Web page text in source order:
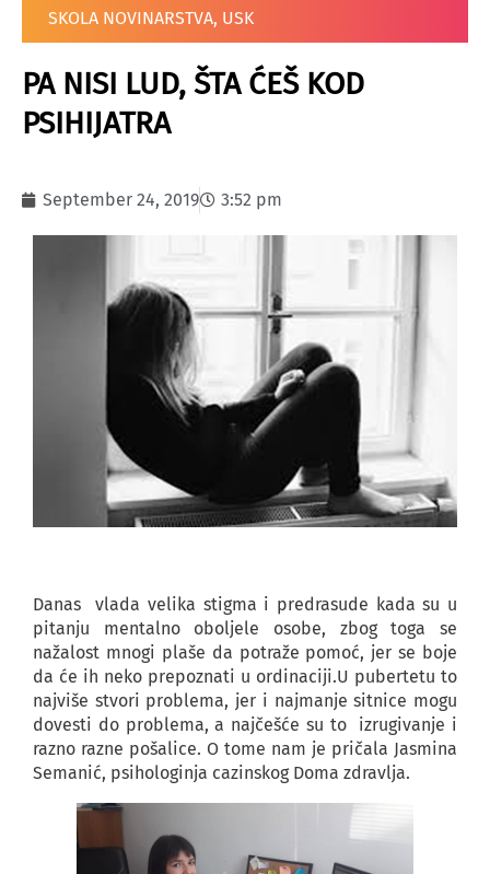
SKOLA NOVINARSTVA, USK
PA NISI LUD, ŠTA ĆEŠ KOD
PSIHIJATRA
September 24, 2019 3:52 pm
Danas vlada velika stigma i predrasude kada su u
pitanju mentalno oboljele osobe, zbog toga se
nažalost mnogi plaše da potraže pomoć, jer se boje
da će ih neko prepoznati u ordinaciji.U pubertetu to
najviše stvori problema, jer i najmanje sitnice mogu
dovesti do problema, a najčešće su to izrugivanje i
razno razne pošalice. O tome nam je pričala Jasmina
Semanić, psihologinja cazinskog Doma zdravlja.